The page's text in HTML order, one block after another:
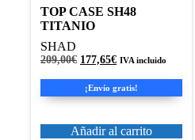
TOP CASE SH48
TITANIO
SHAD
209,00€ El
original
era:
177,65€El
actual
es:
IVA incluido
¡Envío gratis!
Añadir al carrito